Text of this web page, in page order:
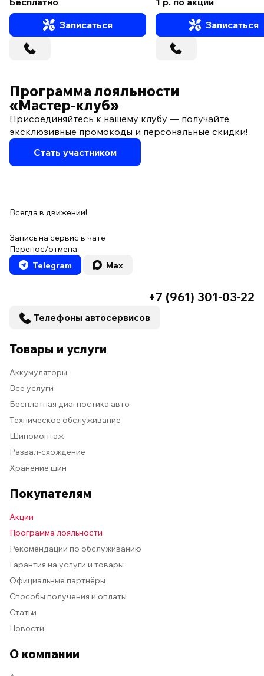
Записаться
Записаться
Программа лояльности
«Мастер‑клуб»
Присоединяйтесь к нашему клубу — получайте
эксклюзивные промокоды и персональные скидки!
Стать участником
Всегда в движении!
Запись на сервис в чате
Перенос/отмена
Telegram
Max
+7 (961) 301-03-22
Телефоны автосервисов
Товары и услуги
Аккумуляторы
Все услуги
Бесплатная диагностика авто
Техническое обслуживание
Шиномонтаж
Развал-схождение
Хранение шин
Покупателям
Акции
Программа лояльности
Рекомендации по обслуживанию
Гарантия на услуги и товары
Официальные партнёры
Способы получения и оплаты
Статьи
Новости
О компании